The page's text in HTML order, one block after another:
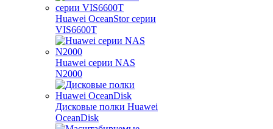
Huawei OceanStor серии
VIS6600T
Huawei серии NAS
N2000
Дисковые полки Huawei
OceanDisk